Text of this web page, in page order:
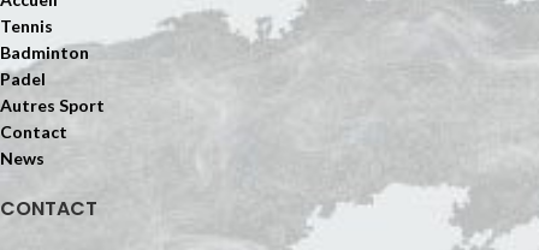
Tennis
Badminton
Padel
Autres Sport
Contact
News
CONTACT